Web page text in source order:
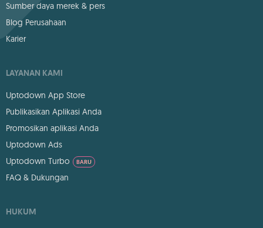
Sumber daya merek & pers
Blog Perusahaan
Karier
LAYANAN KAMI
Uptodown App Store
Publikasikan Aplikasi Anda
Promosikan aplikasi Anda
Uptodown Ads
Uptodown Turbo
BARU
FAQ & Dukungan
HUKUM